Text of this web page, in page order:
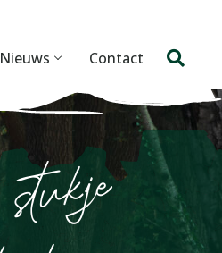
Nieuws Contact